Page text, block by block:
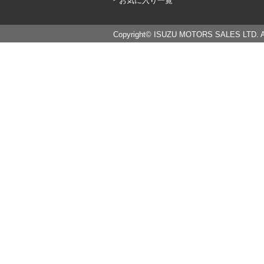
Copyright© ISUZU MOTORS SALES LTD.